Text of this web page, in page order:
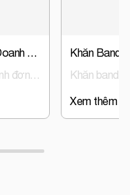
Xem thêm